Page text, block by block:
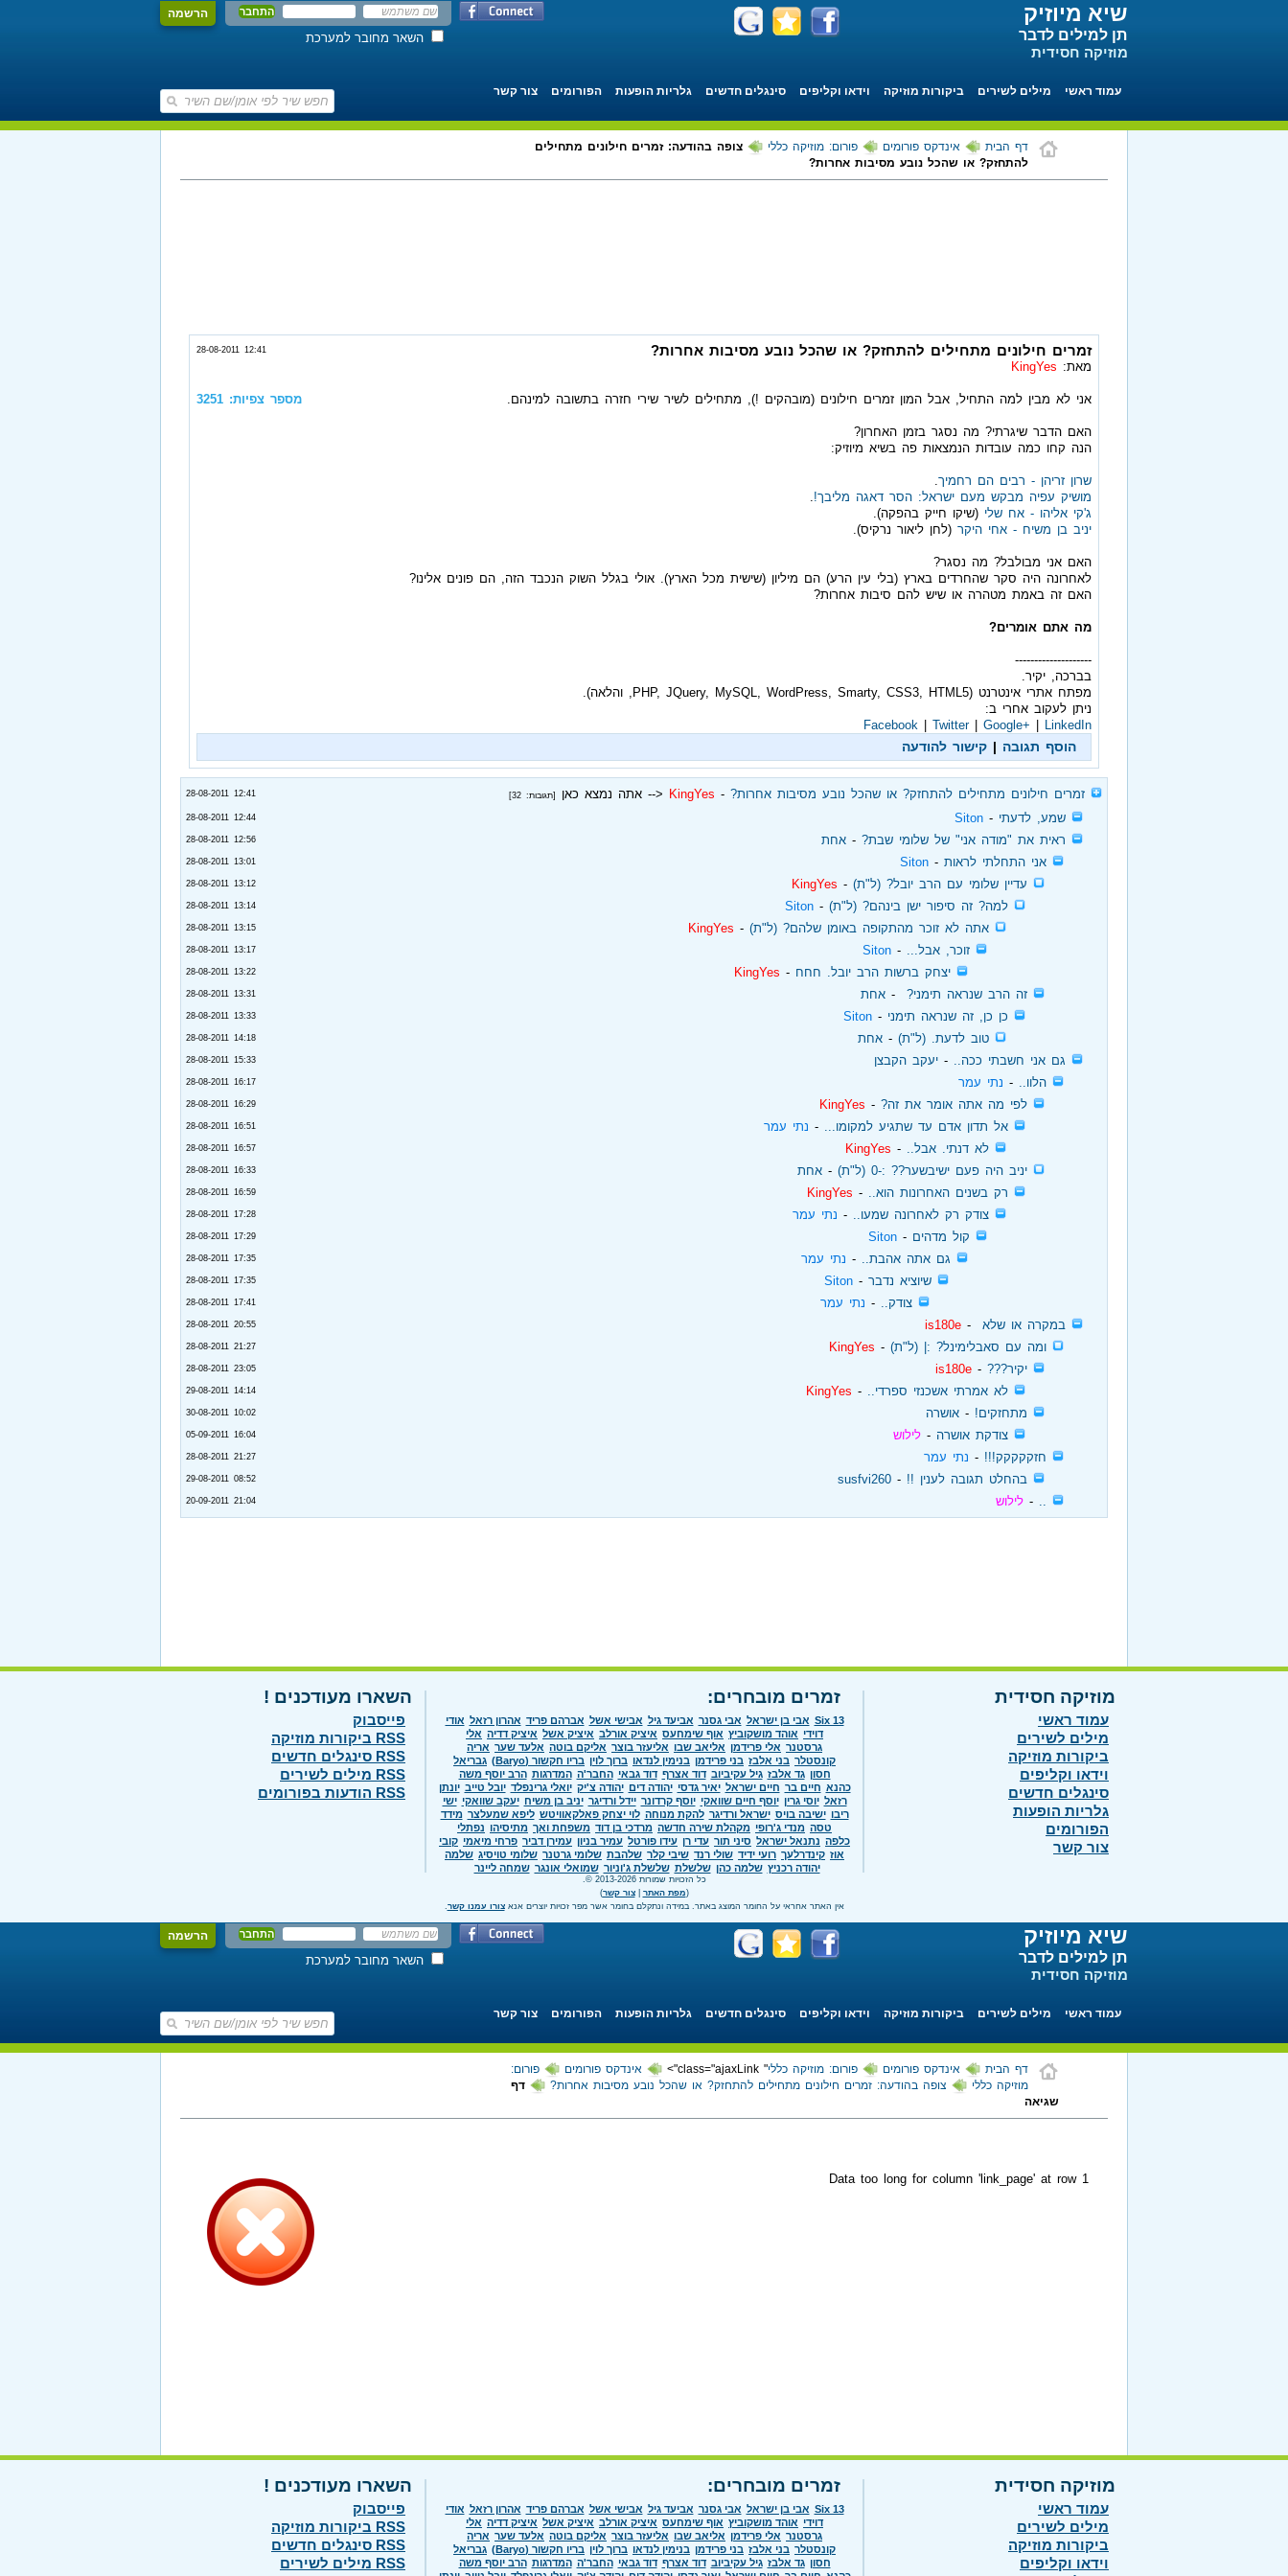
הרשמה
השאר מחובר למערכת
שיא מיוזיק
תן למילים לדבר
מוזיקה חסידית
עמוד ראשי מילים לשירים ביקורות מוזיקה וידאו וקליפים סינגלים חדשים גלריות הופעות הפורומים צור קשר
דף הבית אינדקס פורומים פורום: מוזיקה כללי
צופה בהודעה: זמרים חילונים מתחילים
להתחזק? או שהכל נובע מסיבות אחרות?
28-08-2011 12:41 זמרים חילונים מתחילים להתחזק? או שהכל נובע מסיבות אחרות?
מאת: KingYes
מספר צפיות: 3251 אני לא מבין למה התחיל, אבל המון זמרים חילונים (מובהקים !), מתחילים לשיר שירי חזרה בתשובה למינהם.
האם הדבר שיגרתי? מה נסגר בזמן האחרון?
הנה קחו כמה עובדות הנמצאות פה בשיא מיוזיק:
שרון זריהן - רבים הם רחמיך.
מושיק עפיה מבקש מעם ישראל: הסר דאגה מליבך!.
ג'קי אליהו - אח שלי (שיקו חייק בהפקה).
יניב בן משיח - אחי היקר (לחן ליאור נרקיס).
האם אני מבולבל? מה נסגר?
לאחרונה היה סקר שהחרדים בארץ (בלי עין הרע) הם מיליון (שישית מכל הארץ). אולי בגלל השוק הנכבד הזה, הם פונים אלינו?
האם זה באמת מטהרה או שיש להם סיבות אחרות?
מה אתם אומרים?
--------------------
בברכה, יקיר.
מפתח אתרי אינטרנט (PHP, JQuery, MySQL, WordPress, Smarty, CSS3, HTML5, והלאה).
ניתן לעקוב אחרי ב:
Facebook
Twitter| Google+ LinkedIn
הוסף תגובה | קישור להודעה
זמרים חילונים מתחילים להתחזק? או שהכל נובע מסיבות אחרות? ‏ - ‏
KingYes <-- אתה נמצא כאן [תגובות: 32] 28-08-2011 12:41
שמע, לדעתי ‏ - ‏
Siton
28-08-2011 12:44
ראית את "מודה אני" של שלומי שבת? ‏ - ‏ אחת 28-08-2011 12:56
אני התחלתי לראות ‏ - ‏
Siton
28-08-2011 13:01
עדיין שלומי עם הרב יובל? (ל"ת) ‏ - ‏
KingYes
28-08-2011 13:12
למה? זה סיפור ישן בינהם? (ל"ת) ‏ - ‏
Siton
28-08-2011 13:14
אתה לא זוכר מהתקופה באומן שלהם? (ל"ת) ‏ - ‏
KingYes
28-08-2011 13:15
זוכר, אבל... ‏ - ‏
Siton
28-08-2011 13:17
יצחק ברשות הרב יובל. חחח ‏ - ‏
KingYes
28-08-2011 13:22
זה הרב שנראה תימני? ‏ - ‏ אחת 28-08-2011 13:31
כן כן, זה שנראה תימני ‏ - ‏
Siton
28-08-2011 13:33
טוב לדעת. (ל"ת) ‏ - ‏ אחת 28-08-2011 14:18
גם אני חשבתי ככה.. ‏ - ‏ יעקב הקבצן 28-08-2011 15:33
הלוו.. ‏ - ‏ נתי עמר 28-08-2011 16:17
לפי מה אתה אומר את זה? ‏ - ‏
KingYes
28-08-2011 16:29
אל תדון אדם עד שתגיע למקומו... ‏ - ‏ נתי עמר 28-08-2011 16:51
לא דנתי. אבל.. ‏ - ‏
KingYes
28-08-2011 16:57
יניב היה פעם ישיבשער?? :-0 (ל"ת) ‏ - ‏ אחת 28-08-2011 16:33
רק בשנים האחרונות הוא.. ‏ - ‏
KingYes
28-08-2011 16:59
צודק רק לאחרונה שמעו.. ‏ - ‏ נתי עמר 28-08-2011 17:28
קול מדהים ‏ - ‏
Siton
28-08-2011 17:29
גם אתה אהבת.. ‏ - ‏ נתי עמר 28-08-2011 17:35
שיוציא נדבר ‏ - ‏
Siton
28-08-2011 17:35
צודק.. ‏ - ‏ נתי עמר 28-08-2011 17:41
במקרה או שלא ‏ - ‏
is180e
28-08-2011 20:55
ומה עם סאבלימינל? :| (ל"ת) ‏ - ‏
KingYes
28-08-2011 21:27
יקיר??? ‏ - ‏
is180e
28-08-2011 23:05
לא אמרתי אשכנזי ספרדי.. ‏ - ‏
KingYes
29-08-2011 14:14
מתחזקים! ‏ - ‏ אושרה 30-08-2011 10:02
צודקת אושרה ‏ - ‏ לילוש 05-09-2011 16:04
חזקקקקק!!! ‏ - ‏ נתי עמר 28-08-2011 21:27
בהחלט תגובה לענין !! ‏ - ‏
susfvi260
29-08-2011 08:52
..
‏ - ‏ לילוש 20-09-2011 21:04
מוזיקה חסידית
עמוד ראשי
מילים לשירים
ביקורות מוזיקה
וידאו וקליפים
סינגלים חדשים
גלריות הופעות
הפורומים
צור קשר
זמרים מובחרים:
Six 13 אבי בן ישראל אבי גסנר אביעד גיל אבישי אשל אברהם פריד אהרון רזאל אודי
דוידי אוהד מושקוביץ אוף שימחעס איציק אורלב איציק אשל איציק דדיה אלי
גרסטנר אלי פרידמן אליאב שבו אליעזר בוצר אליקם בוטה אלעד שער אריה
קונסטלר בני אלבז בני פרידמן בנימין לנדאו ברוך לוין בריו חקשור (Baryo)
גבריאל
חסון גד אלבז גיל עקיביוב דוד אצרף דוד גבאי החבר'ה המדרגות הרב יוסף משה
כהנא חיים בר חיים ישראל יאיר גדסי יהודה דים יהודה צ'יק יואלי גרינפלד יובל טייב יונתן
רזאל יוסי גרין יוסף חיים שוואקי יוסף קרדונר יידל ורדיגר יניב בן משיח יעקב שוואקי ישי
ריבו ישיבה בויס ישראל ורדיגר להקת מנוחה לוי יצחק פאלקאוויטש ליפא שמעלצר מידד
טסה מנדי ג'רופי מקהלת שירה חדשה מרדכי בן דוד משפחת ואך מתיסיהו נפתלי
כלפה נתנאל ישראל סיני תור עדי רן עידו פורטל עמיר בניון עמירן דביר פרחי מיאמי קובי
אוז קינדרלעך רועי ידיד שולי רנד שיבי קלר שלהבת שלומי גרטנר שלומי טויסיג שלמה
יהודה רכניץ שלמה כהן שלשלת שלשלת ג'וניור שמואלי אונגר שמחה ליינר
השארו מעודכנים !
פייסבוק
RSS ביקורות מוזיקה
RSS סינגלים חדשים
RSS מילים לשירים
RSS הודעות בפורומים
כל הזכויות שמורות 2013-2026 ©.
(מפת האתר |צור קשר)
אין האתר אחראי על החומר המוצג באתר. במידה ונתקלם בחומר אשר מפר זכויות יוצרים אנאצורו עמנו קשר.
הרשמה
השאר מחובר למערכת
שיא מיוזיק
תן למילים לדבר
מוזיקה חסידית
עמוד ראשי מילים לשירים ביקורות מוזיקה וידאו וקליפים סינגלים חדשים גלריות הופעות הפורומים צור קשר
דף הבית אינדקס פורומים פורום: מוזיקה כללי" class="ajaxLink"> אינדקס פורומים
פורום:
מוזיקה כללי
צופה בהודעה: זמרים חילונים מתחילים להתחזק? או שהכל נובע מסיבות אחרות?
דף
שגיאה
Data too long for column 'link_page' at row 1
מוזיקה חסידית
עמוד ראשי
מילים לשירים
ביקורות מוזיקה
וידאו וקליפים
זמרים מובחרים:
Six 13 אבי בן ישראל אבי גסנר אביעד גיל אבישי אשל אברהם פריד אהרון רזאל אודי
דוידי אוהד מושקוביץ אוף שימחעס איציק אורלב איציק אשל איציק דדיה אלי
גרסטנר אלי פרידמן אליאב שבו אליעזר בוצר אליקם בוטה אלעד שער אריה
קונסטלר בני אלבז בני פרידמן בנימין לנדאו ברוך לוין בריו חקשור (Baryo)
גבריאל
חסון גד אלבז גיל עקיביוב דוד אצרף דוד גבאי החבר'ה המדרגות הרב יוסף משה
השארו מעודכנים !
פייסבוק
RSS ביקורות מוזיקה
RSS סינגלים חדשים
RSS מילים לשירים